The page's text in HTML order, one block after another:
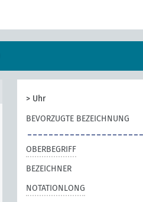
> Uhr
BEVORZUGTE BEZEICHNUNG
OBERBEGRIFF
BEZEICHNER
NOTATIONLONG